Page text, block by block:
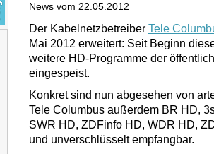
News vom 22.05.2012
Der Kabelnetzbetreiber Tele
Mai 2012 erweitert: Seit Beginn
weitere HD-Programme der
eingespeist.
Konkret sind nun abgesehen von
Tele Columbus außerdem BR HD,
SWR HD, ZDFinfo HD, WDR HD,
und unverschlüsselt empfangbar.